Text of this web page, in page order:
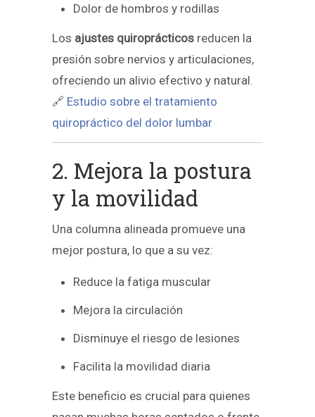
Dolor de hombros y rodillas
Los ajustes quiroprácticos reducen la
presión sobre nervios y articulaciones,
ofreciendo un alivio efectivo y natural.
🔗 Estudio sobre el tratamiento
quiropráctico del dolor lumbar
2. Mejora la postura
y la movilidad
Una columna alineada promueve una
mejor postura, lo que a su vez:
Reduce la fatiga muscular
Mejora la circulación
Disminuye el riesgo de lesiones
Facilita la movilidad diaria
Este beneficio es crucial para quienes